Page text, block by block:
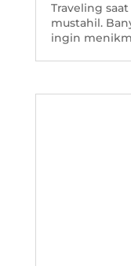
Traveling
mustahil.
ingin